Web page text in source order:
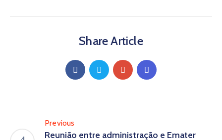
Share Article
Previous
Reunião entre administração e Emater